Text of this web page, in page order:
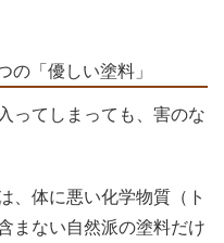
の「優しい塗料」
ってしまっても、害のな
、体に悪い化学物質（ト
まない自然派の塗料だけ